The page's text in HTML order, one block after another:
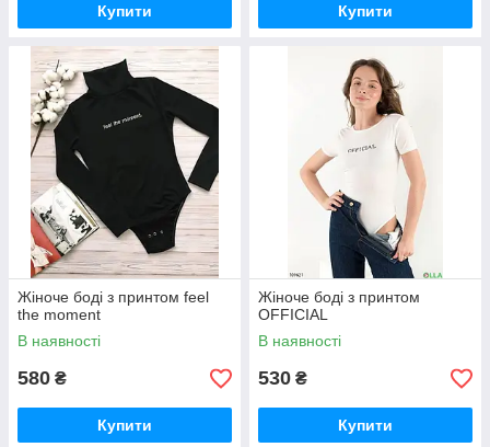
Купити Купити
Жіноче боді з принтом feel
the moment
В наявності
580 ₴
Купити
Жіноче боді з принтом
OFFICIAL
В наявності
530 ₴
Купити